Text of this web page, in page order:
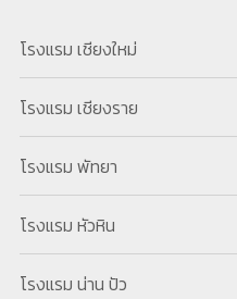
โรงแรม เชียงใหม่
โรงแรม เชียงราย
โรงแรม พัทยา
โรงแรม หัวหิน
โรงแรม น่าน ปัว